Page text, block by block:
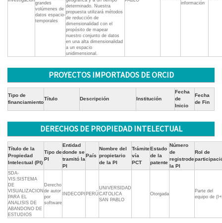
grandes
volúmenes de
datos espacio-
temporales
determinado. Nuestra
propuesta utilizará métodos
de reducción de
dimensionalidad con el
propósito de mapear
nuestro conjunto de datos
en una alta dimensionalidad
a un espacio
unidimensional.
información
PROYECTOS IMPORTADOS DE ORCID
Tipo de
financiamiento
Título Descripción Institución
Fecha
de
Inicio
Fecha
de Fin
DERECHOS DE PROPIEDAD INTELECTUAL
Título de la
Propiedad
Intelectual (PI)
Tipo de
PI
Entidad
donde se
tramitó la
PI
País
Nombre del
propietario
de la PI
Trámite
vía
PCT
Estado
de la
patente
Número
de
registrode
la PI
Rol de
SDA-
VIS:SISTEMA
DE
VISUALIZACION
PARA EL
ANALISIS DE
ABANDONO DE
ESTUDIOS
Derecho
de autor
por
software
INDECOPI PERÚ
UNIVERSIDAD
CATOLICA
SAN PABLO
Otorgada
Parte del
equipo de